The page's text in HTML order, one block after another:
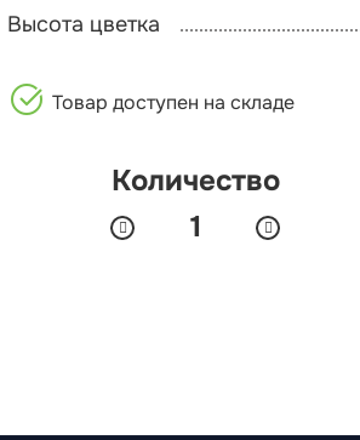
Высота цветка
Товар доступен на складе
Количество